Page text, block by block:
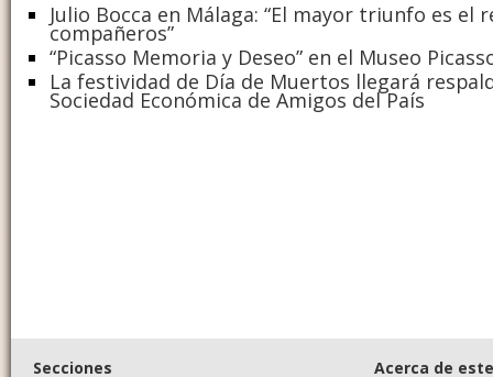
Julio Bocca en Málaga: “El mayor triunfo es el
compañeros”
“Picasso Memoria y Deseo” en el Museo
La festividad de Día de Muertos llegará
Sociedad Económica de Amigos del País
Secciones Acerca de